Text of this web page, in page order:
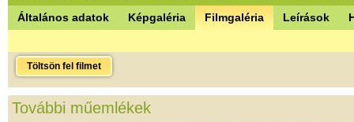
Általános adatok Képgaléria Filmgaléria Leírások
Töltsön fel filmet
További műemlékek